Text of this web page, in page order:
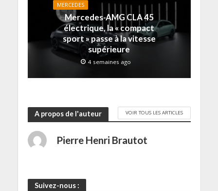
MERCEDES
Mercedes-AMG CLA 45
électrique, la « compact
sport » passe à la vitesse
supérieure
4 semaines ago
A propos de l'auteur VOIR TOUS LES ARTICLES
Pierre Henri Brautot
Suivez-nous :